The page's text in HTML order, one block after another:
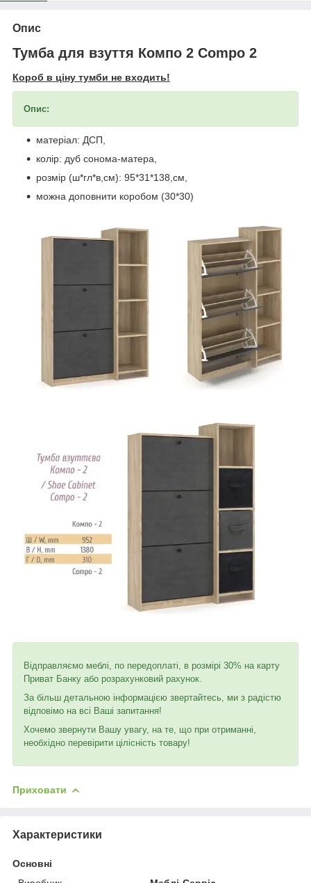
Опис
Тумба для взуття Компо 2 Compo 2
Короб в ціну тумби не входить!
Опис:
матеріал: ДСП,
колір: дуб сонома-матера,
розмір (ш*гл*в,см): 95*31*138,см,
можна доповнити коробом (30*30)
Відправляємо меблі, по передоплаті, в розмірі 30% на карту
Приват Банку або розрахунковий рахунок.
За більш детальною інформацією звертайтесь, ми з радістю
відповімо на всі Ваші запитання!
Хочемо звернути Вашу увагу, на те, що при отриманні,
необхідно перевірити цілісність товару!
Приховати
Характеристики
Основні